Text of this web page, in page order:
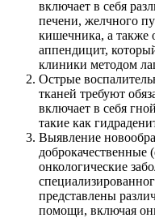
включает в себя
печени, желчного
кишечника, а также
аппендицит,
клиники методом
Острые
тканей требуют
включает в себя
такие как
Выявление
онкологические
представлены
помощи, включая